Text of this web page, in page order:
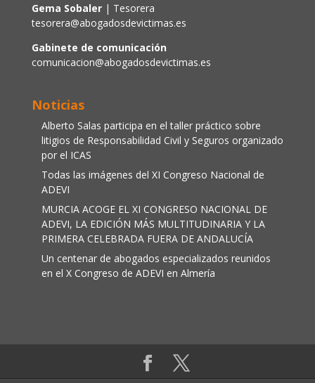
Gema Sobaler| Tesorera
tesorera@abogadosdevictimas.es
Gabinete de comunicación
comunicacion@abogadosdevictimas.es
Noticias
Alberto Salas participa en el taller práctico sobre
litigios de Responsabilidad Civil y Seguros organizado
por el ICAS
Todas las imágenes del XI Congreso Nacional de
ADEVI
MURCIA ACOGE EL XI CONGRESO NACIONAL DE
ADEVI, LA EDICIÓN MÁS MULTITUDINARIA Y LA
PRIMERA CELEBRADA FUERA DE ANDALUCÍA
Un centenar de abogados especializados reunidos
en el X Congreso de ADEVI en Almería